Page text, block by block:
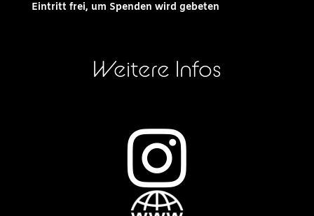
Eintritt frei, um Spenden wird gebeten
Weitere Infos
